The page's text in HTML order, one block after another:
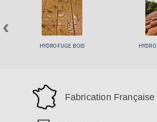
HYDROFUGE BOIS
‹
Fabrication Française